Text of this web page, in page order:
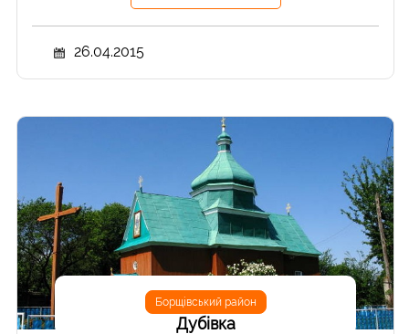
26.04.2015
Борщівський район
Дубівка